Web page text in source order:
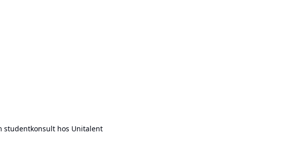
studentkonsult hos Unitalent